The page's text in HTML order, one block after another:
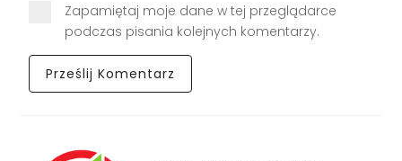
Zapamiętaj moje dane w tej przeglądarce
podczas pisania kolejnych komentarzy.